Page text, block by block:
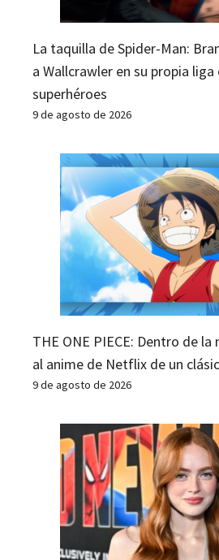
La taquilla de Spider-Man:
a Wallcrawler en su propia
superhéroes
9 de agosto de 2026
THE ONE PIECE: Dentro de
al anime de Netflix de un
9 de agosto de 2026